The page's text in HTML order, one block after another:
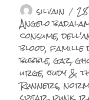
Auteur
silvain
le
Angelo
consume,
blood,famille
bubble,gaz,
urge,judy &
Runners,